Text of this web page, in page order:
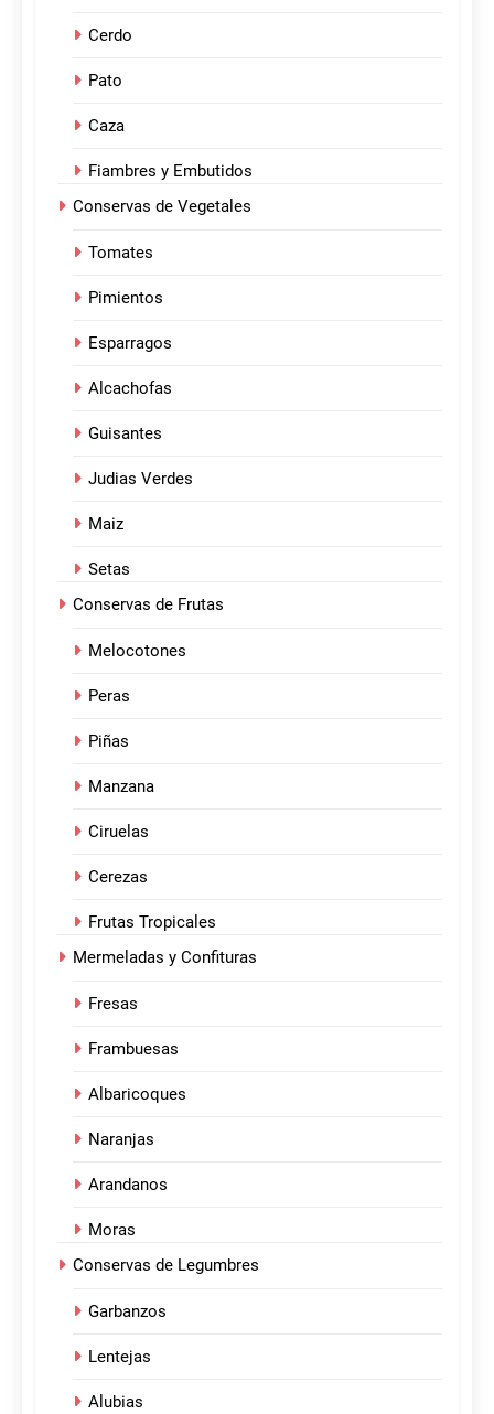
Cerdo
Pato
Caza
Fiambres y Embutidos
Conservas de Vegetales
Tomates
Pimientos
Esparragos
Alcachofas
Guisantes
Judias Verdes
Maiz
Setas
Conservas de Frutas
Melocotones
Peras
Piñas
Manzana
Ciruelas
Cerezas
Frutas Tropicales
Mermeladas y Confituras
Fresas
Frambuesas
Albaricoques
Naranjas
Arandanos
Moras
Conservas de Legumbres
Garbanzos
Lentejas
Alubias